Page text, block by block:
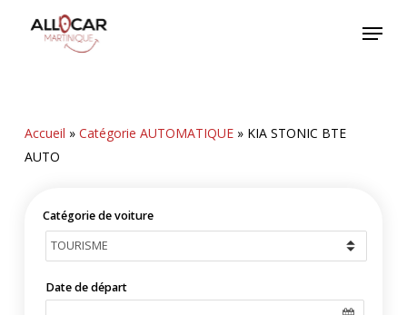
Menu
Accueil » Catégorie AUTOMATIQUE» KIA STONIC BTE
AUTO
Catégorie de voiture
Date de départ